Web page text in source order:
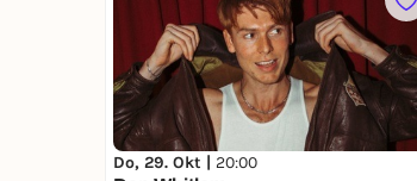
Do, 29. Okt | 20:00